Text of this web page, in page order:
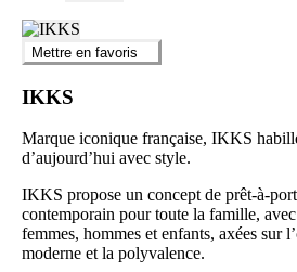
Mettre en favoris
IKKS
Marque iconique française, IKKS
d’aujourd’hui avec style.
IKKS propose un concept de prêt-à-
contemporain pour toute la famille,
femmes, hommes et enfants, axées sur
moderne et la polyvalence.